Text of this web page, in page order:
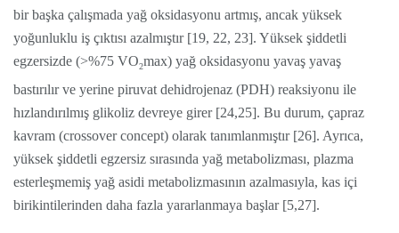
bir başka çalışmada yağ oksidasyonu artmış, ancak yüksek
yoğunluklu iş çıktısı azalmıştır [19, 22, 23]. Yüksek şiddetli
egzersizde (>%75 VO2max) yağ oksidasyonu yavaş yavaş
bastırılır ve yerine piruvat dehidrojenaz (PDH) reaksiyonu ile
hızlandırılmış glikoliz devreye girer [24,25]. Bu durum, çapraz
kavram (crossover concept) olarak tanımlanmıştır [26]. Ayrıca,
yüksek şiddetli egzersiz sırasında yağ metabolizması, plazma
esterleşmemiş yağ asidi metabolizmasının azalmasıyla, kas içi
birikintilerinden daha fazla yararlanmaya başlar [5,27].